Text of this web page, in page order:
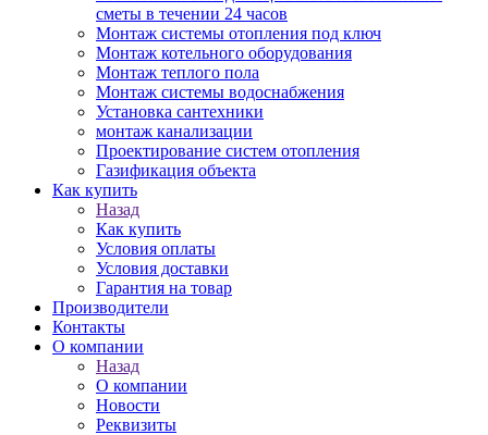
сметы в течении 24 часов
Монтаж системы отопления под ключ
Монтаж котельного оборудования
Монтаж теплого пола
Монтаж системы водоснабжения
Установка сантехники
монтаж канализации
Проектирование систем отопления
Газификация объекта
Как купить
Назад
Как купить
Условия оплаты
Условия доставки
Гарантия на товар
Производители
Контакты
О компании
Назад
О компании
Новости
Реквизиты